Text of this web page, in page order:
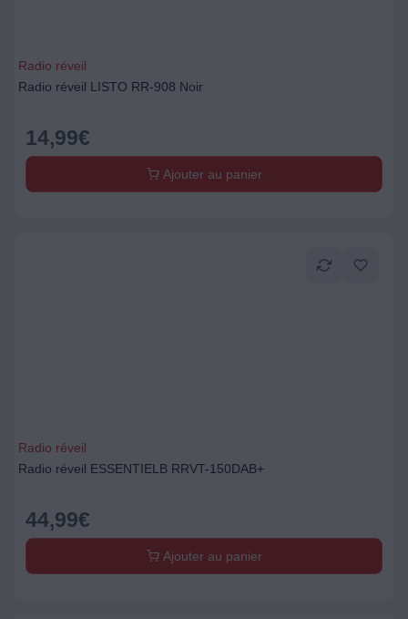
Radio réveil
Radio réveil LISTO RR-908 Noir
14,99€
Ajouter au panier
Radio réveil
Radio réveil ESSENTIELB RRVT-150DAB+
44,99€
Ajouter au panier